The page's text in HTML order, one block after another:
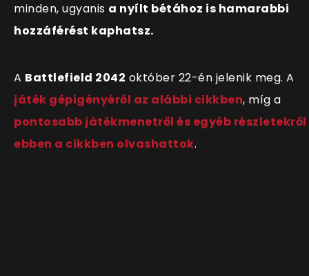
minden, ugyanis a nyílt bétához is hamarabbi
hozzáférést kaphatsz.
A Battlefield 2042 október 22-én jelenik meg. A
játék gépigényéről az alábbi cikkben, míg a
pontosabb játékmenetről és egyéb részletekről
ebben a cikkben olvashattok.